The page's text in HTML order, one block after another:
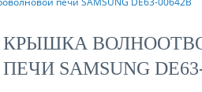
КРЫШКА
ПЕЧИ SAMSUNG